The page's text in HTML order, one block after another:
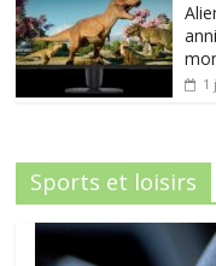
1
Sports et loisirs